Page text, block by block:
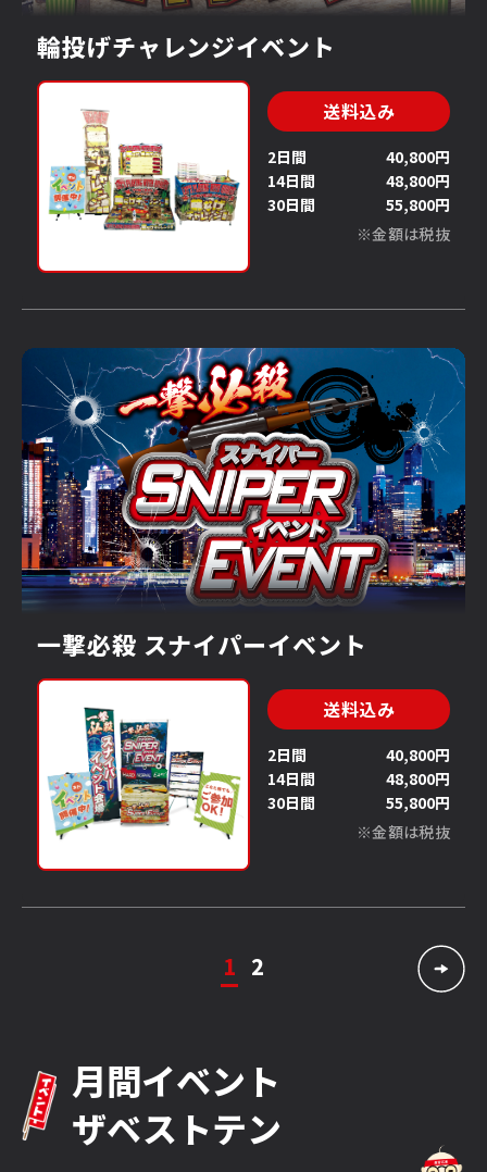
輪投げチャレンジイベント
送料込み
2日間
40,800円
14日間
48,800円
30日間
55,800円
※金額は税抜
一撃必殺 スナイパーイベント
送料込み
2日間
40,800円
14日間
48,800円
30日間
55,800円
※金額は税抜
1 2
月間イベント
ザベストテン